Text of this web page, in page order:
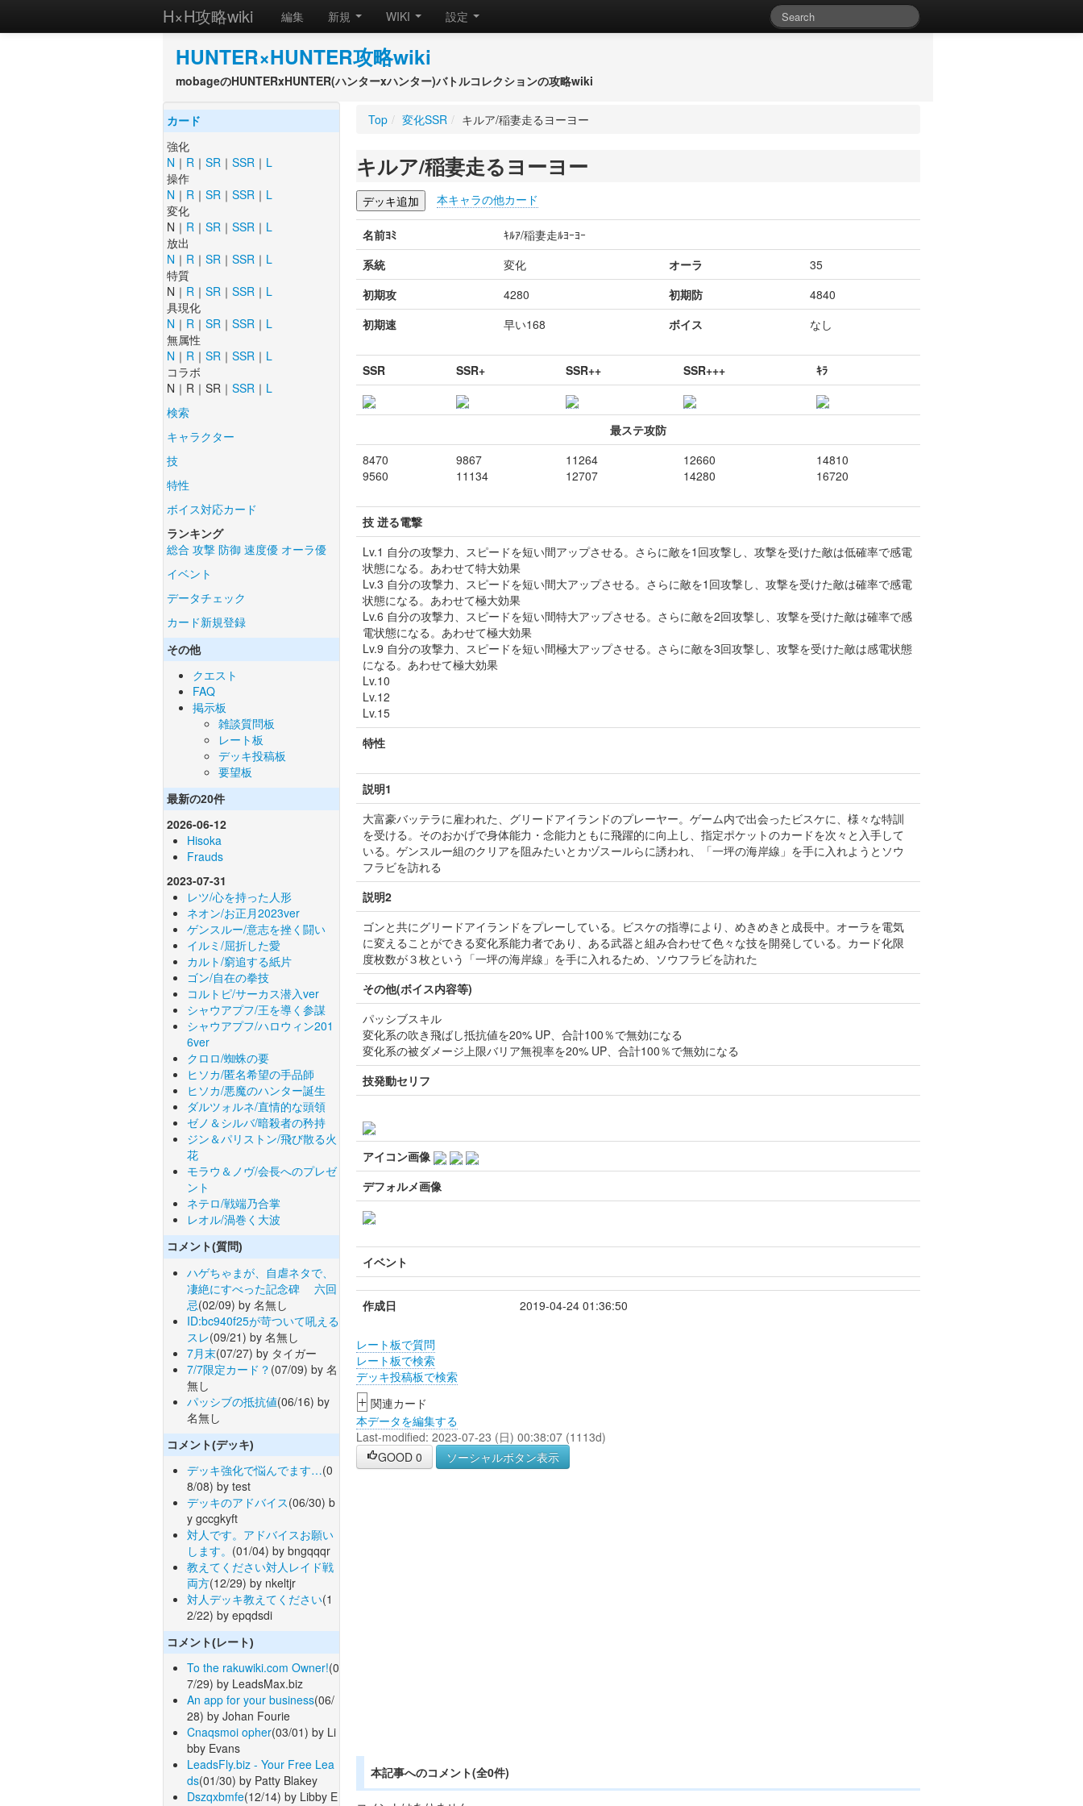
H×H攻略wiki 編集 新規 WIKI 設定
HUNTER×HUNTER攻略wiki
mobageのHUNTERxHUNTER(ハンターxハンター)バトルコレクションの攻略wiki
カード
強化
N ｜ R ｜ SR ｜ SSR ｜ L
操作
N ｜ R ｜ SR ｜ SSR ｜ L
変化
N｜ R ｜ SR ｜ SSR ｜ L
放出
N ｜ R ｜ SR ｜ SSR ｜ L
特質
N｜ R ｜ SR ｜ SSR ｜ L
具現化
N ｜ R ｜ SR ｜ SSR ｜ L
無属性
N ｜ R ｜ SR ｜ SSR ｜ L
コラボ
N｜R｜SR｜ SSR ｜ L
検索
キャラクター
技
特性
ボイス対応カード
ランキング
総合 攻撃 防御 速度優 オーラ優
イベント
データチェック
カード新規登録
その他
クエスト
FAQ
掲示板
雑談質問板
レート板
デッキ投稿板
要望板
最新の20件
2026-06-12
Hisoka
Frauds
2023-07-31
レツ/心を持った人形
ネオン/お正月2023ver
ゲンスルー/意志を挫く闘い
イルミ/屈折した愛
カルト/窮追する紙片
ゴン/自在の拳技
コルトピ/サーカス潜入ver
シャウアプフ/王を導く参謀
シャウアプフ/ハロウィン201
6ver
クロロ/蜘蛛の要
ヒソカ/匿名希望の手品師
ヒソカ/悪魔のハンター誕生
ダルツォルネ/直情的な頭領
ゼノ＆シルバ/暗殺者の矜持
ジン＆パリストン/飛び散る火
花
モラウ＆ノヴ/会長へのプレゼ
ント
ネテロ/戦端乃合掌
レオル/渦巻く大波
コメント(質問)
ハゲちゃまが、自虐ネタで、
凄絶にすべった記念碑 六回
忌(02/09) by 名無し
ID:bc940f25が苛ついて吼える
スレ(09/21) by 名無し
7月末(07/27) by タイガー
7/7限定カード？ (07/09) by 名
無し
パッシブの抵抗値(06/16) by
名無し
コメント(デッキ)
デッキ強化で悩んでます…(0
8/08) by test
デッキのアドバイス(06/30) b
y gccgkyft
対人です。アドバイスお願い
します。 (01/04) by bngqqqr
教えてください対人レイド戦
両方(12/29) by nkeltjr
対人デッキ教えてください(1
2/22) by epqdsdi
コメント(レート)
To the rakuwiki.com Owner!(0
7/29) by LeadsMax.biz
An app for your business(06/
28) by Johan Fourie
Cnaqsmoi opher(03/01) by Li
bby Evans
LeadsFly.biz - Your Free Lea
ds(01/30) by Patty Blakey
Dszqxbmfe(12/14) by Libby E
Top / 変化SSR / キルア/稲妻走るヨーヨー
キルア/稲妻走るヨーヨー
本キャラの他カード
名前ﾖﾐ
ｷﾙｱ/稲妻走ﾙﾖｰﾖｰ
系統
変化 オーラ
35
初期攻
4280 初期防
4840
初期速
早い168 ボイス なし
SSR SSR+ SSR++ SSR+++ ｷﾗ
最ステ攻防
8470
9560
9867
11134
11264
12707
12660
14280
14810
16720
技 迸る電撃
Lv.1 自分の攻撃力、スピードを短い間アップさせる。さらに敵を1回攻撃し、攻撃を受けた敵は低確率で感電
状態になる。あわせて特大効果
Lv.3 自分の攻撃力、スピードを短い間大アップさせる。さらに敵を1回攻撃し、攻撃を受けた敵は確率で感電
状態になる。あわせて極大効果
Lv.6 自分の攻撃力、スピードを短い間特大アップさせる。さらに敵を2回攻撃し、攻撃を受けた敵は確率で感
電状態になる。あわせて極大効果
Lv.9 自分の攻撃力、スピードを短い間極大アップさせる。さらに敵を3回攻撃し、攻撃を受けた敵は感電状態
になる。あわせて極大効果
Lv.10
Lv.12
Lv.15
特性
説明1
大富豪バッテラに雇われた、グリードアイランドのプレーヤー。ゲーム内で出会ったビスケに、様々な特訓
を受ける。そのおかげで身体能力・念能力ともに飛躍的に向上し、指定ポケットのカードを次々と入手して
いる。ゲンスルー組のクリアを阻みたいとカヅスールらに誘われ、「一坪の海岸線」を手に入れようとソウ
フラビを訪れる
説明2
ゴンと共にグリードアイランドをプレーしている。ビスケの指導により、めきめきと成長中。オーラを電気
に変えることができる変化系能力者であり、ある武器と組み合わせて色々な技を開発している。カード化限
度枚数が３枚という「一坪の海岸線」を手に入れるため、ソウフラビを訪れた
その他(ボイス内容等)
パッシブスキル
変化系の吹き飛ばし抵抗値を20% UP、合計100％で無効になる
変化系の被ダメージ上限バリア無視率を20% UP、合計100％で無効になる
技発動セリフ
アイコン画像
デフォルメ画像
イベント
作成日 2019-04-24 01:36:50
レート板で質問
レート板で検索
デッキ投稿板で検索
+ 関連カード
本データを編集する
Last-modified: 2023-07-23 (日) 00:38:07 (1113d)
GOOD 0 ソーシャルボタン表示
本記事へのコメント(全0件)